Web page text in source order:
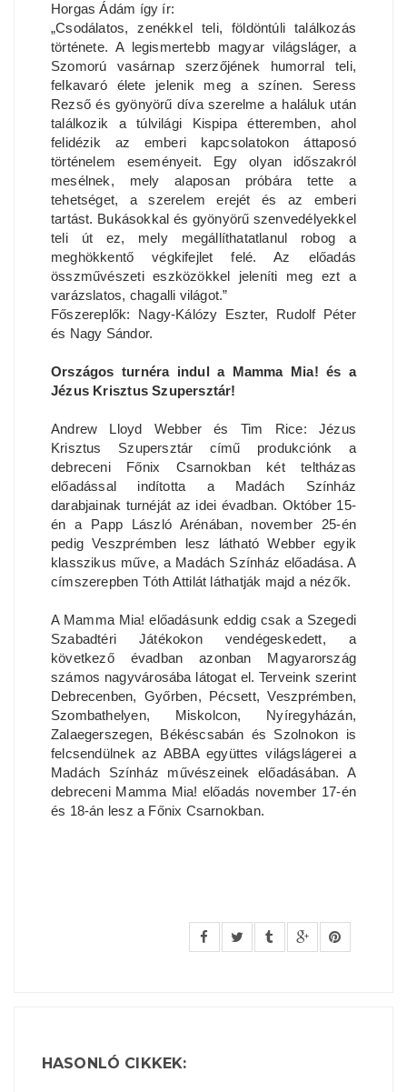
Horgas Ádám így ír:
„Csodálatos, zenékkel teli, földöntúli találkozás
története. A legismertebb magyar világsláger, a
Szomorú vasárnap szerzőjének humorral teli,
felkavaró élete jelenik meg a színen. Seress
Rezső és gyönyörű díva szerelme a haláluk után
találkozik a túlvilági Kispipa étteremben, ahol
felidézik az emberi kapcsolatokon áttaposó
történelem eseményeit. Egy olyan időszakról
mesélnek, mely alaposan próbára tette a
tehetséget, a szerelem erejét és az emberi
tartást. Bukásokkal és gyönyörű szenvedélyekkel
teli út ez, mely megállíthatatlanul robog a
meghökkentő végkifejlet felé. Az előadás
összművészeti eszközökkel jeleníti meg ezt a
varázslatos, chagalli világot.”
Főszereplők: Nagy-Kálózy Eszter, Rudolf Péter
és Nagy Sándor.
Országos turnéra indul a Mamma Mia! és a
Jézus Krisztus Szupersztár!
Andrew Lloyd Webber és Tim Rice: Jézus
Krisztus Szupersztár című produkciónk a
debreceni Főnix Csarnokban két teltházas
előadással indította a Madách Színház
darabjainak turnéját az idei évadban. Október 15-
én a Papp László Arénában, november 25-én
pedig Veszprémben lesz látható Webber egyik
klasszikus műve, a Madách Színház előadása. A
címszerepben Tóth Attilát láthatják majd a nézők.
A Mamma Mia! előadásunk eddig csak a Szegedi
Szabadtéri Játékokon vendégeskedett, a
következő évadban azonban Magyarország
számos nagyvárosába látogat el. Terveink szerint
Debrecenben, Győrben, Pécsett, Veszprémben,
Szombathelyen, Miskolcon, Nyíregyházán,
Zalaegerszegen, Békéscsabán és Szolnokon is
felcsendülnek az ABBA együttes világslágerei a
Madách Színház művészeinek előadásában. A
debreceni Mamma Mia! előadás november 17-én
és 18-án lesz a Főnix Csarnokban.
HASONLÓ CIKKEK:
Kövess minket Facebookon is!
Bezárom